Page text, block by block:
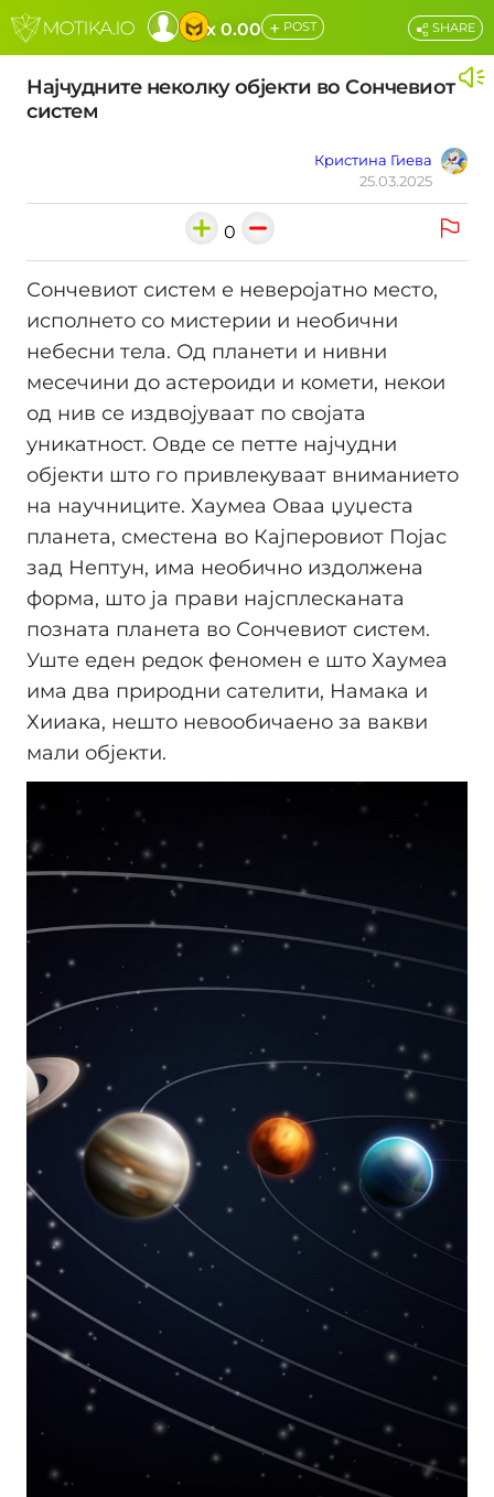
x 0.00 + POST
Најчудните неколку објекти во Сончевиот
систем
Кристина Гиева
25.03.2025
SHARE
0
Сончевиот систем е неверојатно место,
исполнето со мистерии и необични
небесни тела. Од планети и нивни
месечини до астероиди и комети, некои
од нив се издвојуваат по својата
уникатност. Овде се петте најчудни
објекти што го привлекуваат вниманието
на научниците. Хаумеа Оваа џуџеста
планета, сместена во Кајперовиот Појас
зад Нептун, има необично издолжена
форма, што ја прави најсплесканата
позната планета во Сончевиот систем.
Уште еден редок феномен е што Хаумеа
има два природни сателити, Намака и
Хииака, нешто невообичаено за вакви
мали објекти.